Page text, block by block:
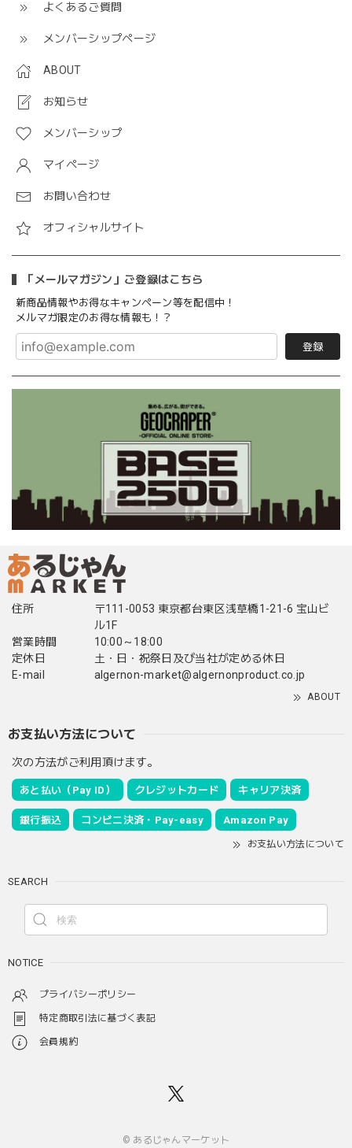
よくあるご質問
メンバーシップページ
ABOUT
お知らせ
メンバーシップ
マイページ
お問い合わせ
オフィシャルサイト
「メールマガジン」ご登録はこちら
新商品情報やお得なキャンペーン等を配信中！
メルマガ限定のお得な情報も！？
登録
住所
〒111-0053 東京都台東区浅草橋1-21-6 宝山ビ
ル1F
営業時間
10:00～18:00
定休日
土・日・祝祭日及び当社が定める休日
E-mail
algernon-market@algernonproduct.co.jp
ABOUT
お支払い方法について
次の方法がご利用頂けます。
あと払い（Pay ID） クレジットカード キャリア決済
銀行振込 コンビニ決済・Pay-easy Amazon Pay
お支払い方法について
SEARCH
NOTICE
プライバシーポリシー
特定商取引法に基づく表記
会員規約
© あるじゃんマーケット